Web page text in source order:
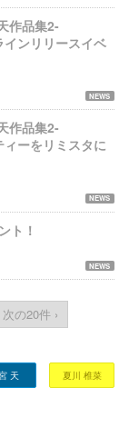
作品集2-
ンリリースイベ
NEWS
作品集2-
ーをリミスタに
NEWS
ト！
NEWS
次の20件 ›
天 夏川 椎菜